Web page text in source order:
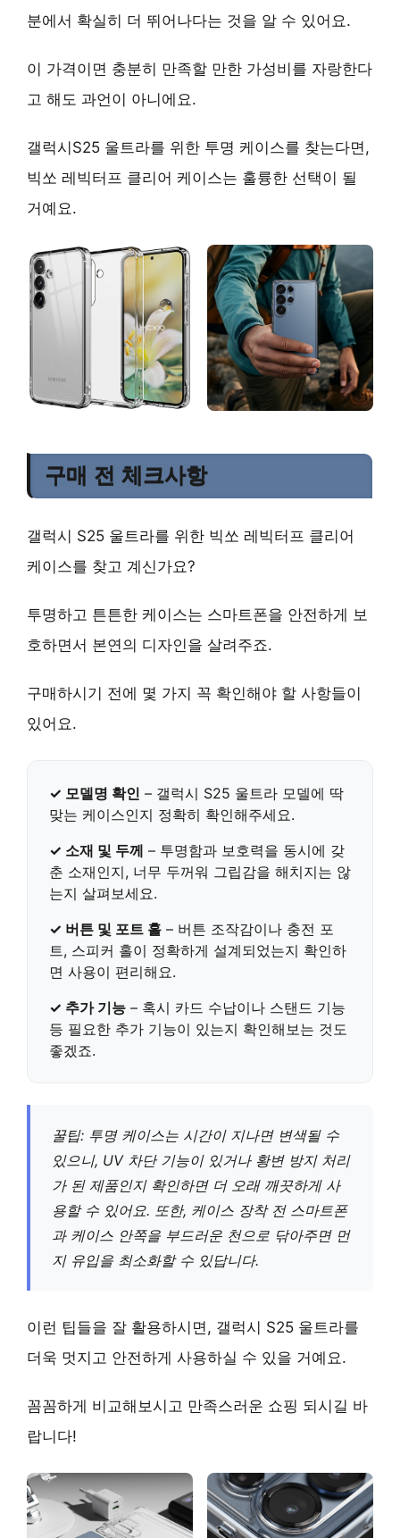
분에서 확실히 더 뛰어나다는 것을 알 수 있어요.
이 가격이면 충분히 만족할 만한 가성비 를 자랑한다
고 해도 과언이 아니에요.
갤럭시S25 울트라를 위한 투명 케이스를 찾는다면,
빅쏘 레빅터프 클리어 케이스는 훌륭한 선택이 될
거예요.
구매 전 체크사항
갤럭시 S25 울트라를 위한 빅쏘 레빅터프 클리어
케이스를 찾고 계신가요?
투명하고 튼튼한 케이스는 스마트폰을 안전하게 보
호하면서 본연의 디자인을 살려주죠.
구매하시기 전에 몇 가지 꼭 확인해야 할 사항들이
있어요.
✓ 모델명 확인 – 갤럭시 S25 울트라 모델에 딱
맞는 케이스인지 정확히 확인해주세요.
✓ 소재 및 두께 – 투명함과 보호력을 동시에 갖
춘 소재인지, 너무 두꺼워 그립감을 해치지는 않
는지 살펴보세요.
✓ 버튼 및 포트 홀 – 버튼 조작감이나 충전 포
트, 스피커 홀이 정확하게 설계되었는지 확인하
면 사용이 편리해요.
✓ 추가 기능 – 혹시 카드 수납이나 스탠드 기능
등 필요한 추가 기능이 있는지 확인해보는 것도
좋겠죠.
꿀팁: 투명 케이스는 시간이 지나면 변색될 수
있으니, UV 차단 기능이 있거나 황변 방지 처리
가 된 제품인지 확인하면 더 오래 깨끗하게 사
용할 수 있어요. 또한, 케이스 장착 전 스마트폰
과 케이스 안쪽을 부드러운 천으로 닦아주면 먼
지 유입을 최소화할 수 있답니다.
이런 팁들을 잘 활용하시면, 갤럭시 S25 울트라를
더욱 멋지고 안전하게 사용하실 수 있을 거예요.
꼼꼼하게 비교해보시고 만족스러운 쇼핑 되시길 바
랍니다!